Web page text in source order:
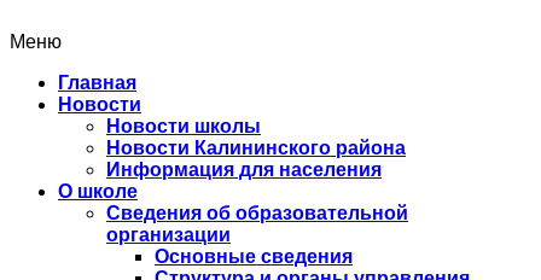
Меню
Главная
Новости
Новости школы
Новости Калининского района
Информация для населения
О школе
Сведения об образовательной
организации
Основные сведения